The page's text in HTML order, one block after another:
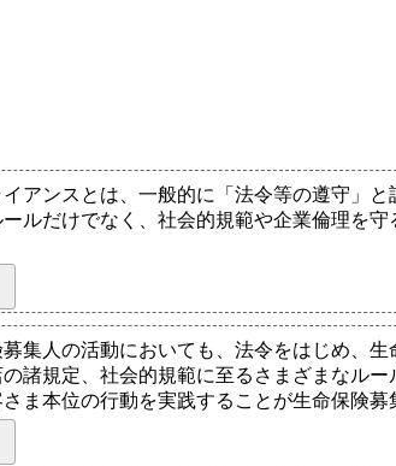
イアンスとは、一般的に「法令等の遵守」と
ルだけでなく、社会的規範や企業倫理を
募集人の活動においても、法令をはじめ、
諸規定、社会的規範に至るさまざまなル
ま本位の行動を実践することが生命保険募